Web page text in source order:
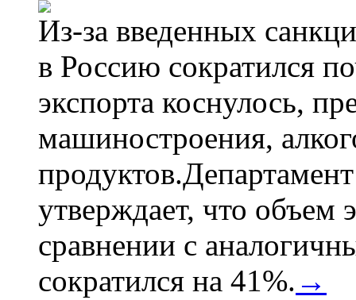
Из-за введенных
в Россию сократился
экспорта коснулось,
машиностроения,
утверждает, что объем
сравнении с
сократился на 41%. →